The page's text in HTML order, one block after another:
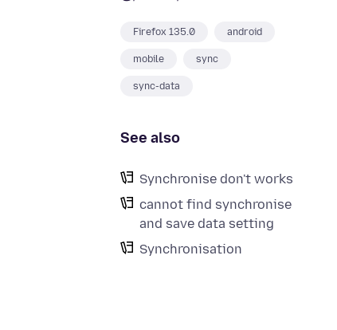
Firefox 135.0 android
mobile sync
sync-data
See also
Synchronise don't works
cannot find synchronise
and save data setting
Synchronisation